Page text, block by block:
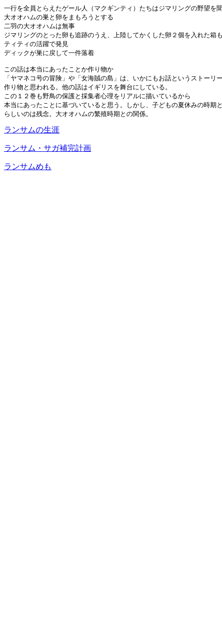
一行を全員とらえたゲール人（マクギンティ）たちはジマリングの野望を
大オオハムの巣と卵をまもろうとする
二羽の大オオハムは無事
ジマリングのとった卵も追跡のうえ、上陸してかくした卵２個を入れた箱
ティティの活躍で発見
ディックが巣に戻して一件落着
この話は本当にあったことか作り物か
「ヤマネコ号の冒険」や「女海賊の島」は、いかにもお話というストーリ
作り物と思われる。他の話はイギリスを舞台にしている。
この１２巻も野鳥の保護と採集者心理をリアルに描いているから
本当にあったことに基づいていると思う。しかし、子どもの夏休みの時期
ランサムの生涯
ランサム・サガ補完計画
ランサムめも